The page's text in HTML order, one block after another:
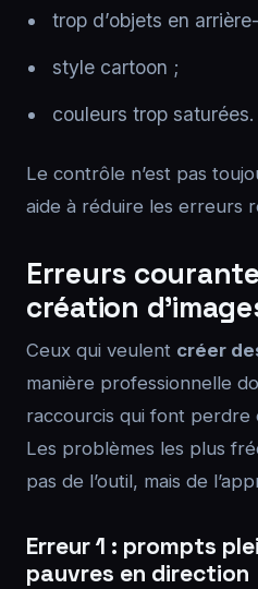
trop d’objets en
style cartoon ;
couleurs trop saturées.
Le contrôle n’est pas
aide à réduire les erreurs
Erreurs
création
Ceux qui veulent créer
manière professionnelle
raccourcis qui font perdre
Les problèmes les plus
pas de l’outil, mais de
Erreur 1 : prompts
pauvres en direction